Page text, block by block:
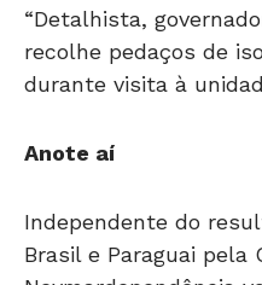
“Detalhista,
recolhe pedaços de
durante visita à
Anote aí
Independente do
Brasil e Paraguai pela